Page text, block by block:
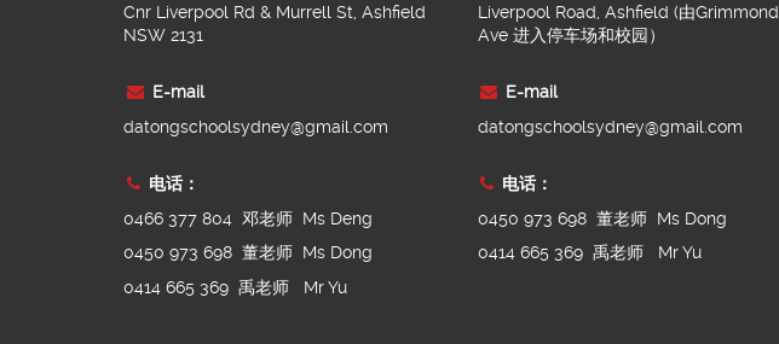
Cnr Liverpool Rd & Murrell St, Ashfield
NSW 2131
E-mail
datongschoolsydney@gmail.com
电话：
0466 377 804 邓老师 Ms Deng
0450 973 698 董老师 Ms Dong
0414 665 369 禹老师 Mr Yu
Liverpool Road, Ashfield (由Grimmond
Ave 进入停车场和校园）
E-mail
datongschoolsydney@gmail.com
电话：
0450 973 698 董老师 Ms Dong
0414 665 369 禹老师 Mr Yu